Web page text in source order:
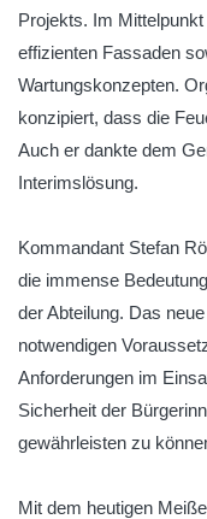
Projekts. Im
effizienten Fassaden
Wartungskonzepten.
konzipiert, dass die
Auch er dankte dem
Interimslösung.
Kommandant Stefan
die immense
der Abteilung. Das
notwendigen
Anforderungen im
Sicherheit der
gewährleisten zu
Mit dem heutigen